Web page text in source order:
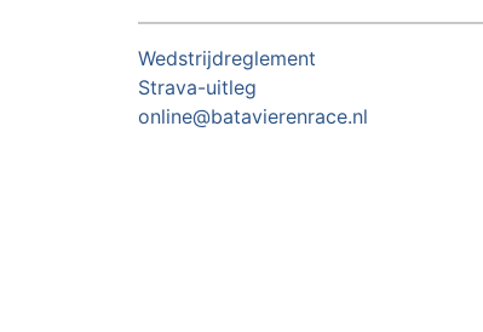
Wedstrijdreglement
Strava-uitleg
online@batavierenrace.nl